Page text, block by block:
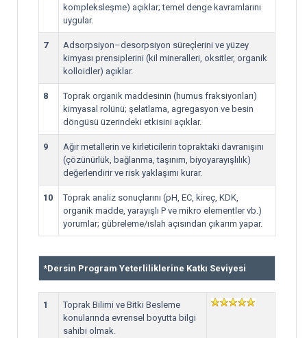
kompleksleşme) açıklar; temel denge kavramlarını
uygular.
7
Adsorpsiyon–desorpsiyon süreçlerini ve yüzey
kimyası prensiplerini (kil mineralleri, oksitler, organik
kolloidler) açıklar.
8
Toprak organik maddesinin (humus fraksiyonları)
kimyasal rolünü; şelatlama, agregasyon ve besin
döngüsü üzerindeki etkisini açıklar.
9
Ağır metallerin ve kirleticilerin topraktaki davranışını
(çözünürlük, bağlanma, taşınım, biyoyarayışlılık)
değerlendirir ve risk yaklaşımı kurar.
10
Toprak analiz sonuçlarını (pH, EC, kireç, KDK,
organik madde, yarayışlı P ve mikro elementler vb.)
yorumlar; gübreleme/ıslah açısından çıkarım yapar.
*Dersin Program Yeterliliklerine Katkı Seviyesi
1
Toprak Bilimi ve Bitki Besleme
konularında evrensel boyutta bilgi
sahibi olmak.